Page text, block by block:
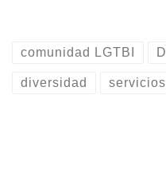
comunidad LGTBI
diversidad